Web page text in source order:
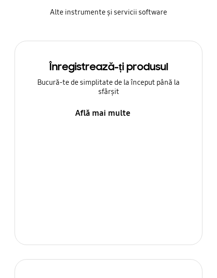
Alte instrumente și servicii software
Înregistrează-ți produsul
Bucură-te de simplitate de la început până la
sfârșit
Află mai multe